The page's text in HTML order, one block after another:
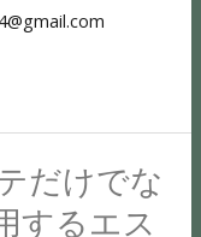
だけでな
するエス